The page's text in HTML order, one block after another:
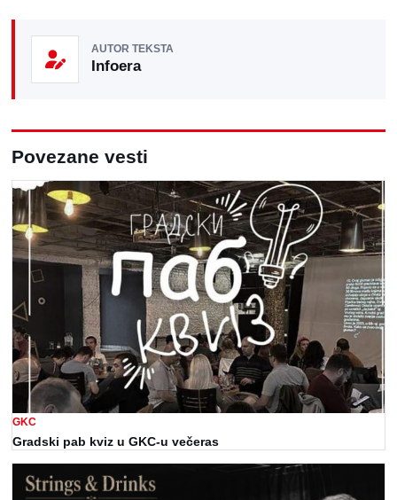
AUTOR TEKSTA
Infoera
Povezane vesti
GKC
Gradski pab kviz u GKC-u večeras